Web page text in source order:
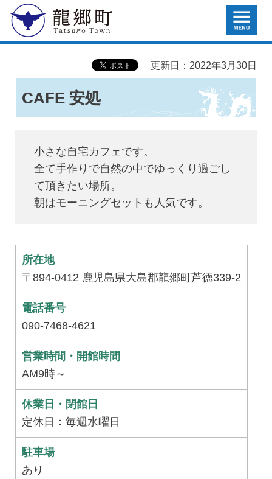
龍郷町 MENU
更新日：2022年3月30日
CAFE 安処
小さな自宅カフェです。
全て手作りで自然の中でゆっくり過ごし
て頂きたい場所。
朝はモーニングセットも人気です。
所在地
〒894-0412 鹿児島県大島郡龍郷町芦徳339-2
電話番号
090-7468-4621
営業時間・開館時間
AM9時～
休業日・閉館日
定休日：毎週水曜日
駐車場
あり